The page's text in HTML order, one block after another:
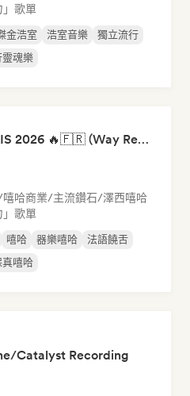
歌單
金浩室 浩室音樂
獨立流行
靈魂樂
RAP FRANÇAIS 2026 🔥🇫🇷 (Way Records)
嘻哈商業/主流鑽石/澤西嘻哈
歌單
嘻哈 器樂嘻哈
法語饒舌
嘻哈
Catalyst Recording